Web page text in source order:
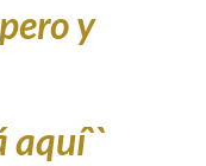
y
aquí``